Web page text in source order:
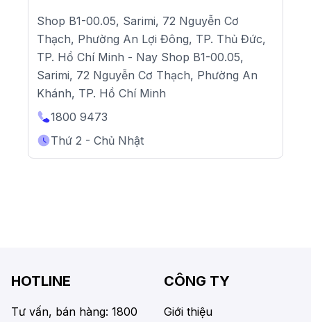
Shop B1-00.05, Sarimi, 72 Nguyễn Cơ
Thạch, Phường An Lợi Đông, TP. Thủ Đức,
TP. Hồ Chí Minh - Nay Shop B1-00.05,
Sarimi, 72 Nguyễn Cơ Thạch, Phường An
Khánh, TP. Hồ Chí Minh
1800 9473
Thứ 2 - Chủ Nhật
HOTLINE
Tư vấn, bán hàng: 1800
CÔNG TY
Giới thiệu